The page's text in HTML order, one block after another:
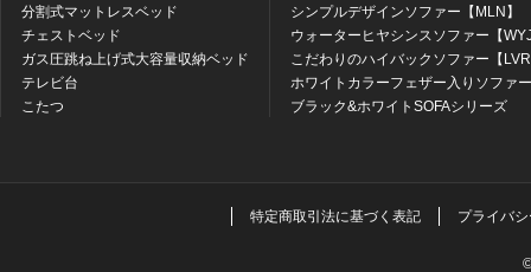
分割式マットレスベッド
チェストベッド
ガス圧跳ね上げ式大容量収納ベッド
テレビ台
こたつ
シンプルデザインソファー【MLN】
ウォーターヒヤシンスソファー【
こだわりのハイバックソファー【
ホワイトカラーフェザー入りソファ
ブラック&ホワイトSOFAシリーズ
特定商取引法に基づく表記 プライバ